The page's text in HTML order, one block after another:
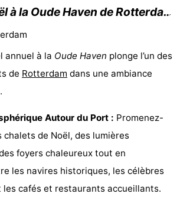
à la Oude Haven de Rotterdam
annuel à la Oude Haven plonge l’un des
de Rotterdam dans une ambiance
Autour du Port : Promenez-
chalets de Noël, des lumières
foyers chaleureux tout en
les navires historiques, les célèbres
les cafés et restaurants accueillants.